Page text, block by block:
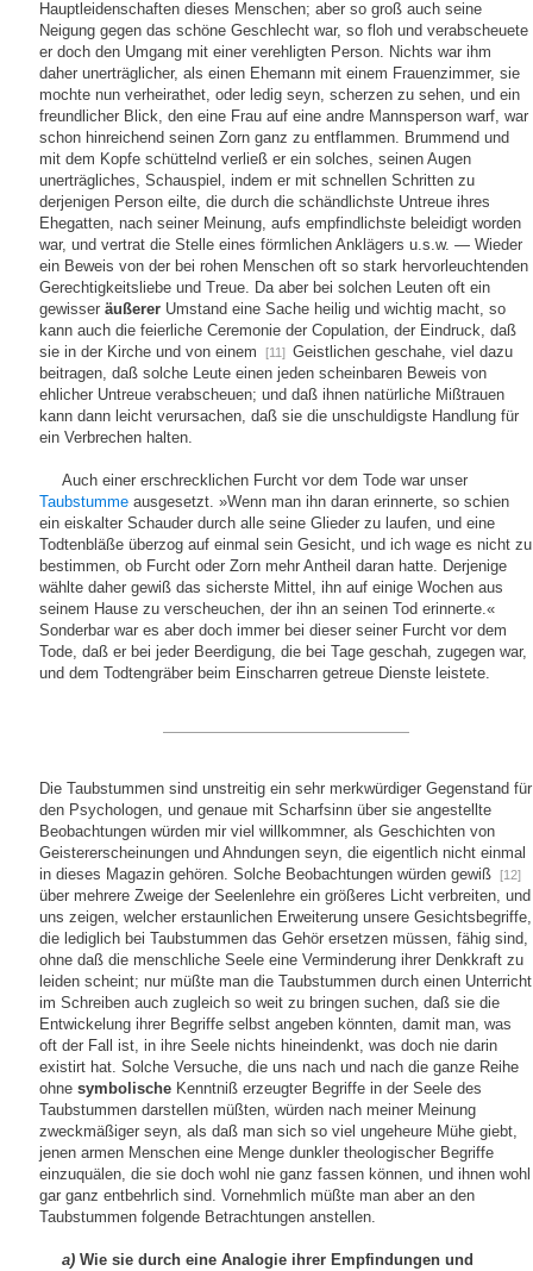
Hauptleidenschaften dieses Menschen; aber so groß auch seine
Neigung gegen das schöne Geschlecht war, so floh und verabscheuete
er doch den Umgang mit einer verehligten Person. Nichts war ihm
daher unerträglicher, als einen Ehemann mit einem Frauenzimmer, sie
mochte nun verheirathet, oder ledig seyn, scherzen zu sehen, und ein
freundlicher Blick, den eine Frau auf eine andre Mannsperson warf, war
schon hinreichend seinen Zorn ganz zu entflammen. Brummend und
mit dem Kopfe schüttelnd verließ er ein solches, seinen Augen
unerträgliches, Schauspiel, indem er mit schnellen Schritten zu
derjenigen Person eilte, die durch die schändlichste Untreue ihres
Ehegatten, nach seiner Meinung, aufs empfindlichste beleidigt worden
war, und vertrat die Stelle eines förmlichen Anklägers u.s.w. — Wieder
ein Beweis von der bei rohen Menschen oft so stark hervorleuchtenden
Gerechtigkeitsliebe und Treue. Da aber bei solchen Leuten oft ein
gewisser äußerer Umstand eine Sache heilig und wichtig macht, so
kann auch die feierliche Ceremonie der Copulation, der Eindruck, daß
sie in der Kirche und von einem
[11] Geistlichen geschahe, viel dazu
beitragen, daß solche Leute einen jeden scheinbaren Beweis von
ehlicher Untreue verabscheuen; und daß ihnen natürliche Mißtrauen
kann dann leicht verursachen, daß sie die unschuldigste Handlung für
ein Verbrechen halten.
Auch einer erschrecklichen Furcht vor dem Tode war unser
Taubstumme ausgesetzt. »Wenn man ihn daran erinnerte, so schien
ein eiskalter Schauder durch alle seine Glieder zu laufen, und eine
Todtenbläße überzog auf einmal sein Gesicht, und ich wage es nicht zu
bestimmen, ob Furcht oder Zorn mehr Antheil daran hatte. Derjenige
wählte daher gewiß das sicherste Mittel, ihn auf einige Wochen aus
seinem Hause zu verscheuchen, der ihn an seinen Tod erinnerte.«
Sonderbar war es aber doch immer bei dieser seiner Furcht vor dem
Tode, daß er bei jeder Beerdigung, die bei Tage geschah, zugegen war,
und dem Todtengräber beim Einscharren getreue Dienste leistete.
Die Taubstummen sind unstreitig ein sehr merkwürdiger Gegenstand für
den Psychologen, und genaue mit Scharfsinn über sie angestellte
Beobachtungen würden mir viel willkommner, als Geschichten von
Geistererscheinungen und Ahndungen seyn, die eigentlich nicht einmal
in dieses Magazin gehören. Solche Beobachtungen würden gewiß
[12]
über mehrere Zweige der Seelenlehre ein größeres Licht verbreiten, und
uns zeigen, welcher erstaunlichen Erweiterung unsere Gesichtsbegriffe,
die lediglich bei Taubstummen das Gehör ersetzen müssen, fähig sind,
ohne daß die menschliche Seele eine Verminderung ihrer Denkkraft zu
leiden scheint; nur müßte man die Taubstummen durch einen Unterricht
im Schreiben auch zugleich so weit zu bringen suchen, daß sie die
Entwickelung ihrer Begriffe selbst angeben könnten, damit man, was
oft der Fall ist, in ihre Seele nichts hineindenkt, was doch nie darin
existirt hat. Solche Versuche, die uns nach und nach die ganze Reihe
ohne symbolische Kenntniß erzeugter Begriffe in der Seele des
Taubstummen darstellen müßten, würden nach meiner Meinung
zweckmäßiger seyn, als daß man sich so viel ungeheure Mühe giebt,
jenen armen Menschen eine Menge dunkler theologischer Begriffe
einzuquälen, die sie doch wohl nie ganz fassen können, und ihnen wohl
gar ganz entbehrlich sind. Vornehmlich müßte man aber an den
Taubstummen folgende Betrachtungen anstellen.
a) Wie sie durch eine Analogie ihrer Empfindungen und